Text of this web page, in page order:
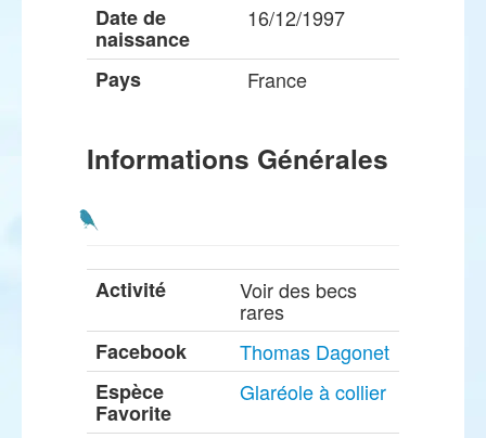
Date de
naissance
16/12/1997
Pays France
Informations Générales
Activité Voir des becs
rares
Facebook
Thomas Dagonet
Espèce
Favorite
Glaréole à collier